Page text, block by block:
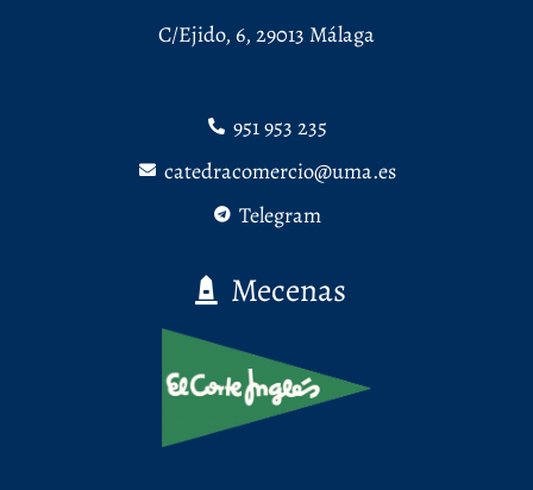
C/Ejido, 6, 29013 Málaga
951 953 235
catedracomercio@uma.es
Telegram
Mecenas